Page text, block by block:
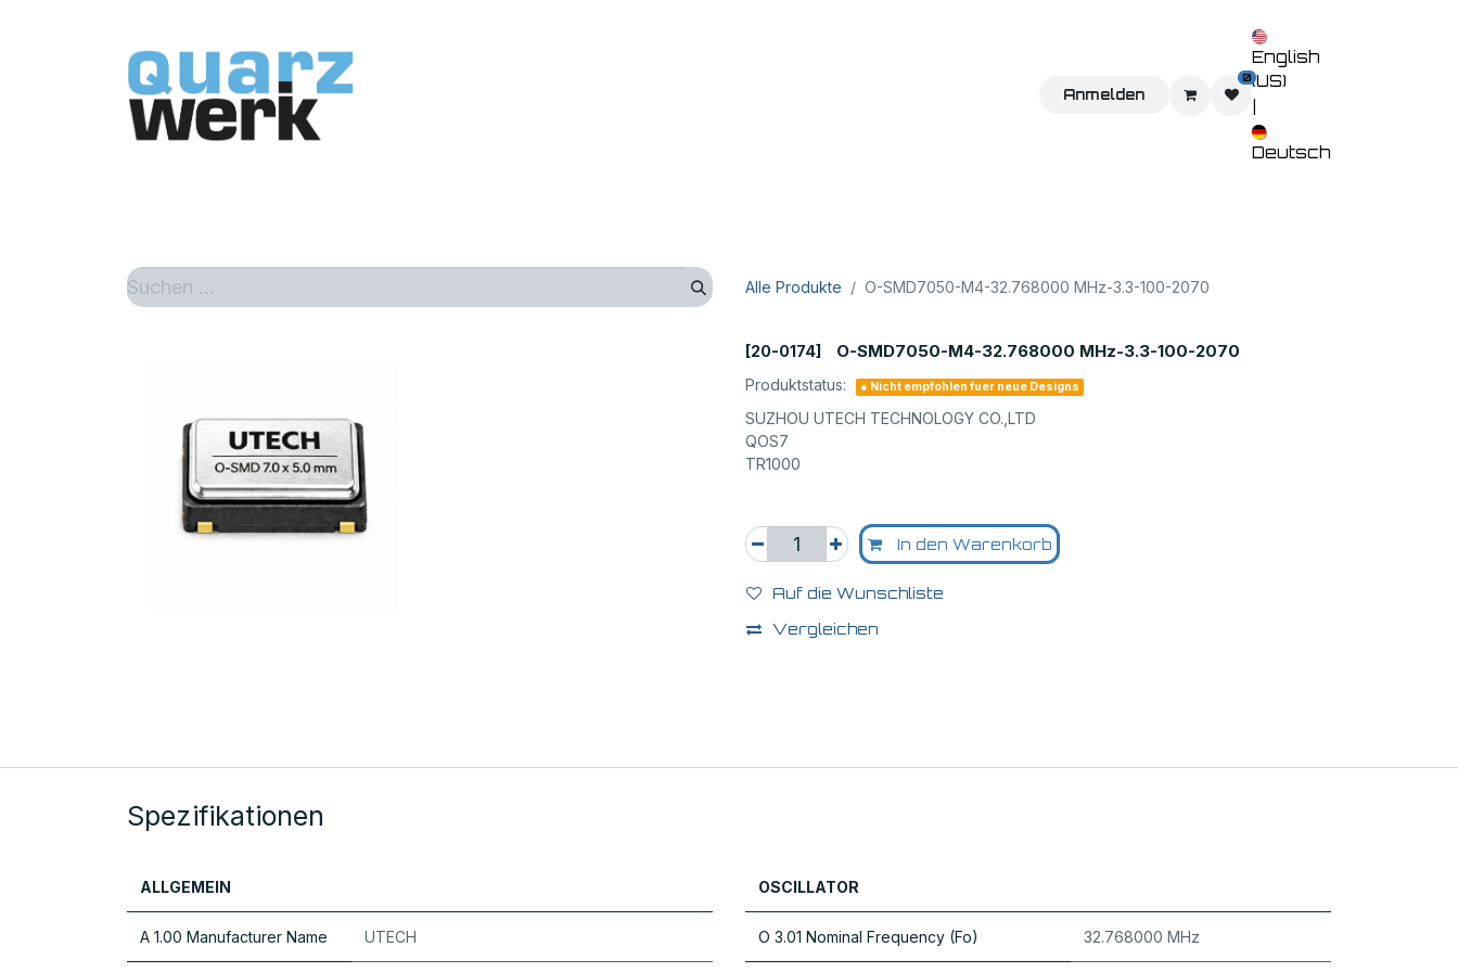
Home Shop Veranstaltungen
Anmelden
0
English
(US)
Deutsch
Alle Produkte O-SMD7050-M4-32.768000 MHz-3.3-100-2070
[20-0174] O-SMD7050-M4-32.768000 MHz-3.3-100-2070
Produktstatus: ● Nicht empfohlen fuer neue Designs
SUZHOU UTECH TECHNOLOGY CO.,LTD
QOS7
TR1000
In den Warenkorb
Auf die Wunschliste
Vergleichen
Spezifikationen
ALLGEMEIN
A 1.00 Manufacturer Name UTECH
OSCILLATOR
O 3.01 Nominal Frequency (Fo) 32.768000 MHz